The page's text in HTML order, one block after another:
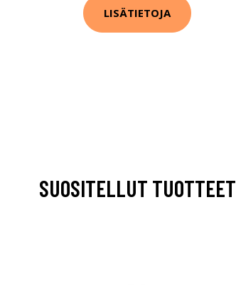
LISÄTIETOJA
SUOSITELLUT TUOTTEET